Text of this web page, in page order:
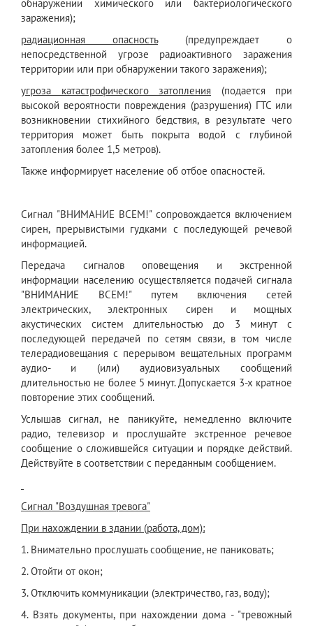
обнаружении химического или бактериологического
заражения);
радиационная опасность(предупреждает о
непосредственной угрозе радиоактивного заражения
территории или при обнаружении такого заражения);
угроза катастрофического затопления (подается при
высокой вероятности повреждения (разрушения) ГТС или
возникновении стихийного бедствия, в результате чего
территория может быть покрыта водой с глубиной
затопления более 1,5 метров).
Также информирует население об отбое опасностей.
Сигнал "ВНИМАНИЕ ВСЕМ!" сопровождается включением
сирен, прерывистыми гудками с последующей речевой
информацией.
Передача сигналов оповещения и экстренной
информации населению осуществляется подачей сигнала
"ВНИМАНИЕ ВСЕМ!" путем включения сетей
электрических, электронных сирен и мощных
акустических систем длительностью до 3 минут с
последующей передачей по сетям связи, в том числе
телерадиовещания с перерывом вещательных программ
аудио- и (или) аудиовизуальных сообщений
длительностью не более 5 минут. Допускается 3-х кратное
повторение этих сообщений.
Услышав сигнал, не паникуйте, немедленно включите
радио, телевизор и прослушайте экстренное речевое
сообщение о сложившейся ситуации и порядке действий.
Действуйте в соответствии с переданным сообщением.
Сигнал "Воздушная тревога"
При нахождении в здании (работа, дом):
1. Внимательно прослушать сообщение, не паниковать;
2. Отойти от окон;
3. Отключить коммуникации (электричество, газ, воду);
4. Взять документы, при нахождении дома - "тревожный